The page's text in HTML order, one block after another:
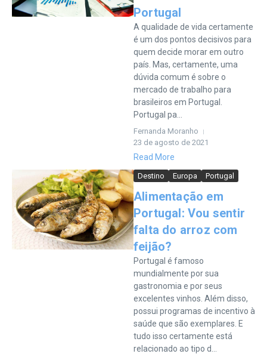
Portugal
A qualidade de vida certamente
é um dos pontos decisivos para
quem decide morar em outro
país. Mas, certamente, uma
dúvida comum é sobre o
mercado de trabalho para
brasileiros em Portugal.
Portugal pa...
Fernanda Moranho
23 de agosto de 2021
Read More
Destino Europa Portugal
Alimentação em
Portugal: Vou sentir
falta do arroz com
feijão?
Portugal é famoso
mundialmente por sua
gastronomia e por seus
excelentes vinhos. Além disso,
possui programas de incentivo à
saúde que são exemplares. E
tudo isso certamente está
relacionado ao tipo d...